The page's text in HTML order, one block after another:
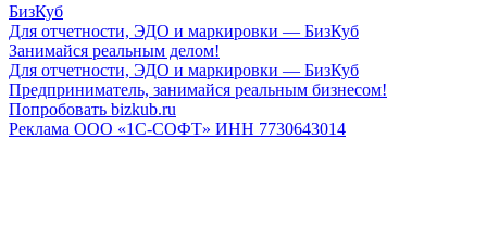
БизКуб
Для отчетности, ЭДО и маркировки — БизКуб
Занимайся реальным делом!
Для отчетности, ЭДО и маркировки — БизКуб
Предприниматель, занимайся реальным бизнесом!
Попробовать bizkub.ru
Реклама ООО «1С-СОФТ» ИНН 7730643014